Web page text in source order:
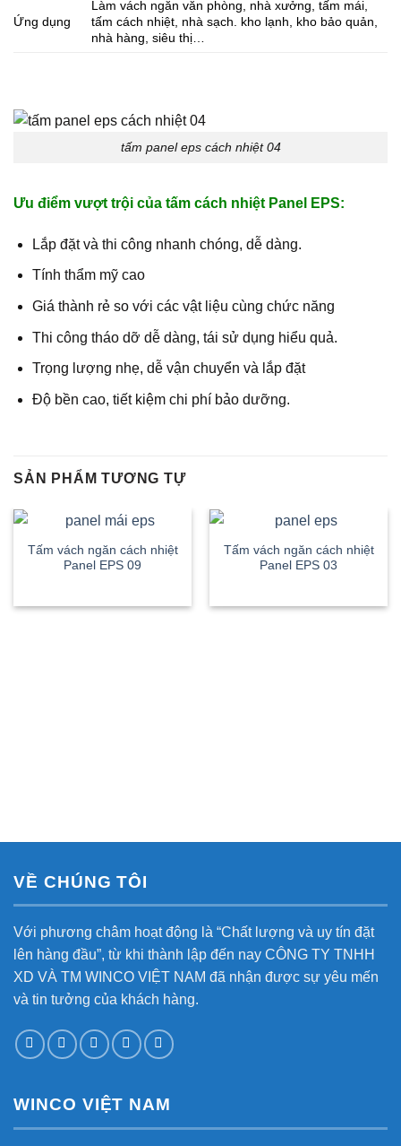
Ứng dụng
Làm vách ngăn văn phòng, nhà xưởng, tấm mái,
tấm cách nhiệt, nhà sạch. kho lạnh, kho bảo quản,
nhà hàng, siêu thị…
tấm panel eps cách nhiệt 04
Ưu điểm vượt trội của tấm cách nhiệt Panel EPS:
Lắp đặt và thi công nhanh chóng, dễ dàng.
Tính thẩm mỹ cao
Giá thành rẻ so với các vật liệu cùng chức năng
Thi công tháo dỡ dễ dàng, tái sử dụng hiểu quả.
Trọng lượng nhẹ, dễ vận chuyển và lắp đặt
Độ bền cao, tiết kiệm chi phí bảo dưỡng.
SẢN PHẨM TƯƠNG TỰ
Tấm vách ngăn cách nhiệt
Panel EPS 09
Tấm vách ngăn cách nhiệt
Panel EPS 03
VỀ CHÚNG TÔI
Với phương châm hoạt động là “Chất lượng và uy tín đặt
lên hàng đầu”, từ khi thành lập đến nay CÔNG TY TNHH
XD VÀ TM WINCO VIỆT NAM đã nhận được sự yêu mến
và tin tưởng của khách hàng.
WINCO VIỆT NAM